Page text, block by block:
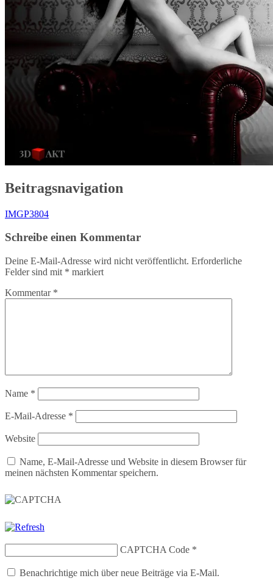
Beitragsnavigation
IMGP3804
Schreibe einen Kommentar
Deine E-Mail-Adresse wird nicht veröffentlicht. Erforderliche
Felder sind mit * markiert
Kommentar *
Name *
E-Mail-Adresse *
Website
Name, E-Mail-Adresse und Website in diesem Browser für
meinen nächsten Kommentar speichern.
CAPTCHA Code *
Benachrichtige mich über neue Beiträge via E-Mail.